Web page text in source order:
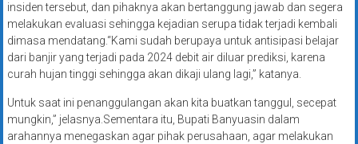
insiden tersebut, dan pihaknya akan bertanggung jawab dan segera
melakukan evaluasi sehingga kejadian serupa tidak terjadi kembali
dimasa mendatang.“Kami sudah berupaya untuk antisipasi belajar
dari banjir yang terjadi pada 2024 debit air diluar prediksi, karena
curah hujan tinggi sehingga akan dikaji ulang lagi,” katanya.
Untuk saat ini penanggulangan akan kita buatkan tanggul, secepat
mungkin,” jelasnya.Sementara itu, Bupati Banyuasin dalam
arahannya menegaskan agar pihak perusahaan, agar melakukan